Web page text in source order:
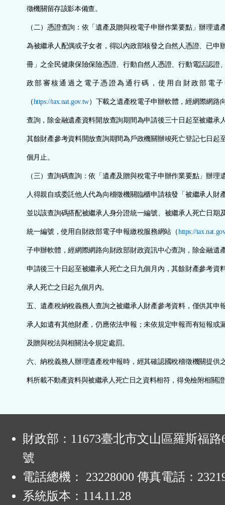
徵機關留存該影本備查。
（二）憑證查詢：依「遺產及贈與稅電子申辦作業要點」辦理遺
為被繼承人配偶或子女者，得以內政部核發之自然人憑證、已申
冊」之全民健康保險保險憑證、行動自然人憑證、行動電話認證
政部審核通過之電子憑證為通行碼，使用自財政部電
（https://tax.nat.gov.tw）下載之遺產稅電子申辦軟體，經網際網路
查詢，除金融遺產資料開放查詢期間為申請後三十日起至被繼承
其餘財產參考資料開放查詢期間為戶政機關辦竣死亡登記七日起
個月止。
（三）查詢碼查詢：依「遺產及贈與稅電子申辦作業要點」辦理
人得親自或委託他人代為向稽徵機關臨櫃申請核發「被繼承人財
並以該查詢碼搭配被繼承人身分證統一編號、被繼承人死亡日期
統一編號，使用自財政部電子申報繳稅服務網站（https://
子申辦軟體，經網際網路向財政部財政資訊中心查詢，除金融遺
申請後三十日起至被繼承人死亡之日九個月內，其餘財產參考資
承人死亡之日起九個月內。
五、遺產稅納稅義務人查詢之被繼承人財產參考資料，僅供其申
承人如遺有其他財產，仍應依法申報；未依規定申報而有短報或
及贈與稅法與相關法令規定處罰。
六、納稅義務人辦理遺產稅申報時，經其確認國稅稽徵機關提供
料所載不動產資料與被繼承人死亡日之資料相符，得免檢附相關
財政部：11673臺北市文山區羅斯福路
號
電話總機： 23228000 傳真電話：
系統版本： 114.11.28